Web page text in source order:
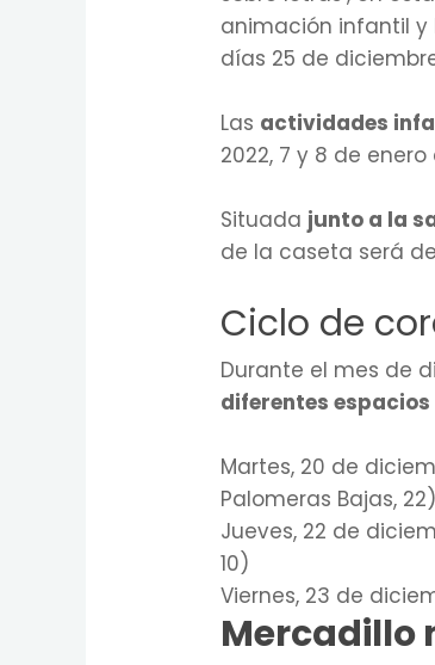
animación infantil y
días 25 de
Las actividades
2022, 7 y 8 de enero
Situada junto a la
de la caseta será de
Ciclo de
Durante el mes de
diferentes
Martes, 20 de
Palomeras Bajas, 22)
Jueves, 22 de
10)
Viernes, 23 de
Mercadillo